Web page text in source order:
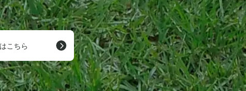
こちら